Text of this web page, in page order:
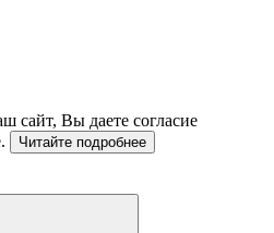
сайт, Вы даете согласие
Читайте подробнее